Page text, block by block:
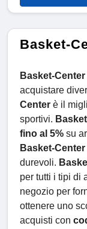
Basket-
Basket-Center
acquistare
Center è il
sportivi.
fino al 5% su
Basket-Center
durevoli.
per tutti i tipi di
negozio per
ottenere uno
acquisti con